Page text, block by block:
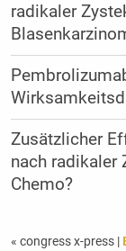
radikaler
Zusätzlicher
nach radikaler
Chemo?
« congress x-press |